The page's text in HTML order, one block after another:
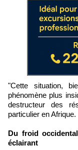
"Cette situation, bien que ponctuelle, met en lumière un
phénomène plus
destructeur des
particulier en Afrique.
Du froid
éclairant